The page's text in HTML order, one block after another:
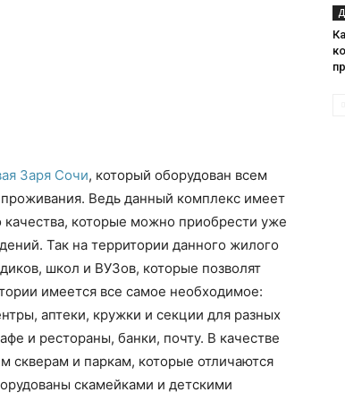
Заря Сочи, который оборудован всем
Ведь данный комплекс имеет
которые можно приобрести уже
Так на территории данного жилого
школ и ВУЗов, которые позволят
имеется все самое необходимое:
аптеки, кружки и секции для разных
и рестораны, банки, почту. В качестве
скверам и паркам, которые отличаются
скамейками и детскими